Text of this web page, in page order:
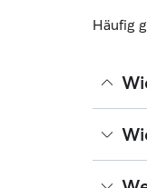
Häufig
du